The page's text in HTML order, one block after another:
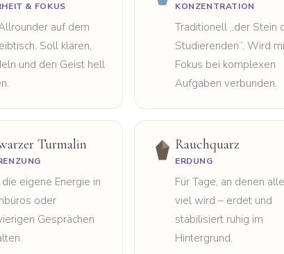
& FOKUS
auf dem
Soll klären,
und den Geist hell
KONZENTRATION
Traditionell „der Stein
Studierenden“. Wird
Fokus bei komplexen
Aufgaben verbunden.
Turmalin
eigene Energie in
oder
Gesprächen
Rauchquarz
ERDUNG
Für Tage, an denen
viel wird – erdet und
stabilisiert ruhig im
Hintergrund.